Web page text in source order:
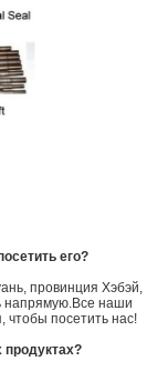
его?
провинция Хэбэй,
напрямую.Все наши
чтобы посетить нас!
продуктах?